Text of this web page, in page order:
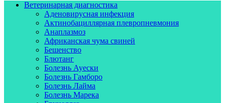
Ветеринарная диагностика
Аденовирусная инфекция
Актинобациллярная плевропневмония
Анаплазмоз
Африканская чума свиней
Бешенство
Блютанг
Болезнь Ауески
Болезнь Гамборо
Болезнь Лайма
Болезнь Марека